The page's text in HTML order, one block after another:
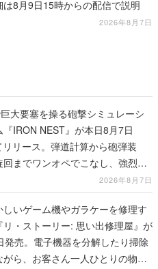
は8月9日15時からの配信で説明
2026年8月7日
巨大要塞を操る砲撃シミュレーシ
『IRON NEST』が本日8月7日
リース。弾道計算から砲弾装
回までワンオペでこなし、強烈な
かませるロマンある作品2026年8月7日
しいゲーム機やガラケーを修理す
リ・ストーリー: 思い出修理屋』が
発売。電子機器を分解したり掃除
がら、お客さん一人ひとりの物語